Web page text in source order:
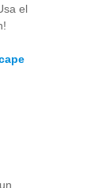
el